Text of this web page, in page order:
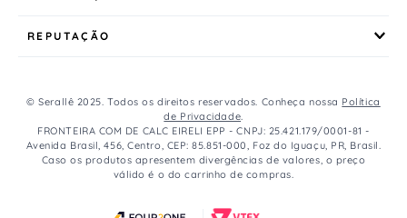
REPUTAÇÃO
© Serallê 2025. Todos os direitos reservados. Conheça nossa Política
de Privacidade.
FRONTEIRA COM DE CALC EIRELI EPP - CNPJ: 25.421.179/0001-81 -
Avenida Brasil, 456, Centro, CEP: 85.851-000, Foz do Iguaçu, PR, Brasil.
Caso os produtos apresentem divergências de valores, o preço
válido é o do carrinho de compras.